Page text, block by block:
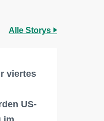
Alle Storys
viertes
US-